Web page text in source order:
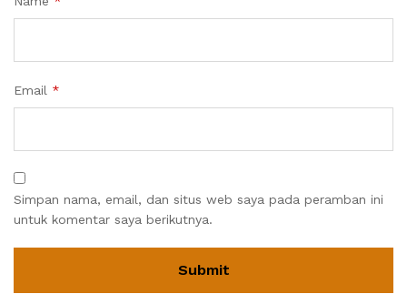
Email *
Simpan nama, email, dan situs web saya pada peramban ini
untuk komentar saya berikutnya.